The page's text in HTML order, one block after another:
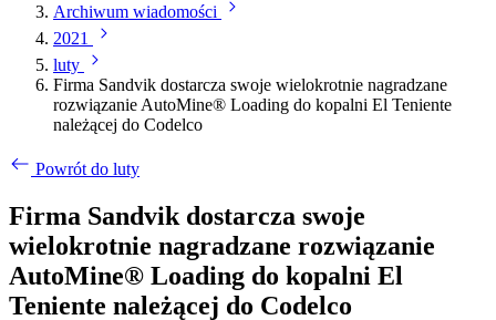
Archiwum wiadomości
2021
luty
Firma Sandvik dostarcza swoje wielokrotnie nagradzane
rozwiązanie AutoMine® Loading do kopalni El Teniente
należącej do Codelco
Powrót do luty
Firma Sandvik dostarcza swoje
wielokrotnie nagradzane rozwiązanie
AutoMine® Loading do kopalni El
Teniente należącej do Codelco